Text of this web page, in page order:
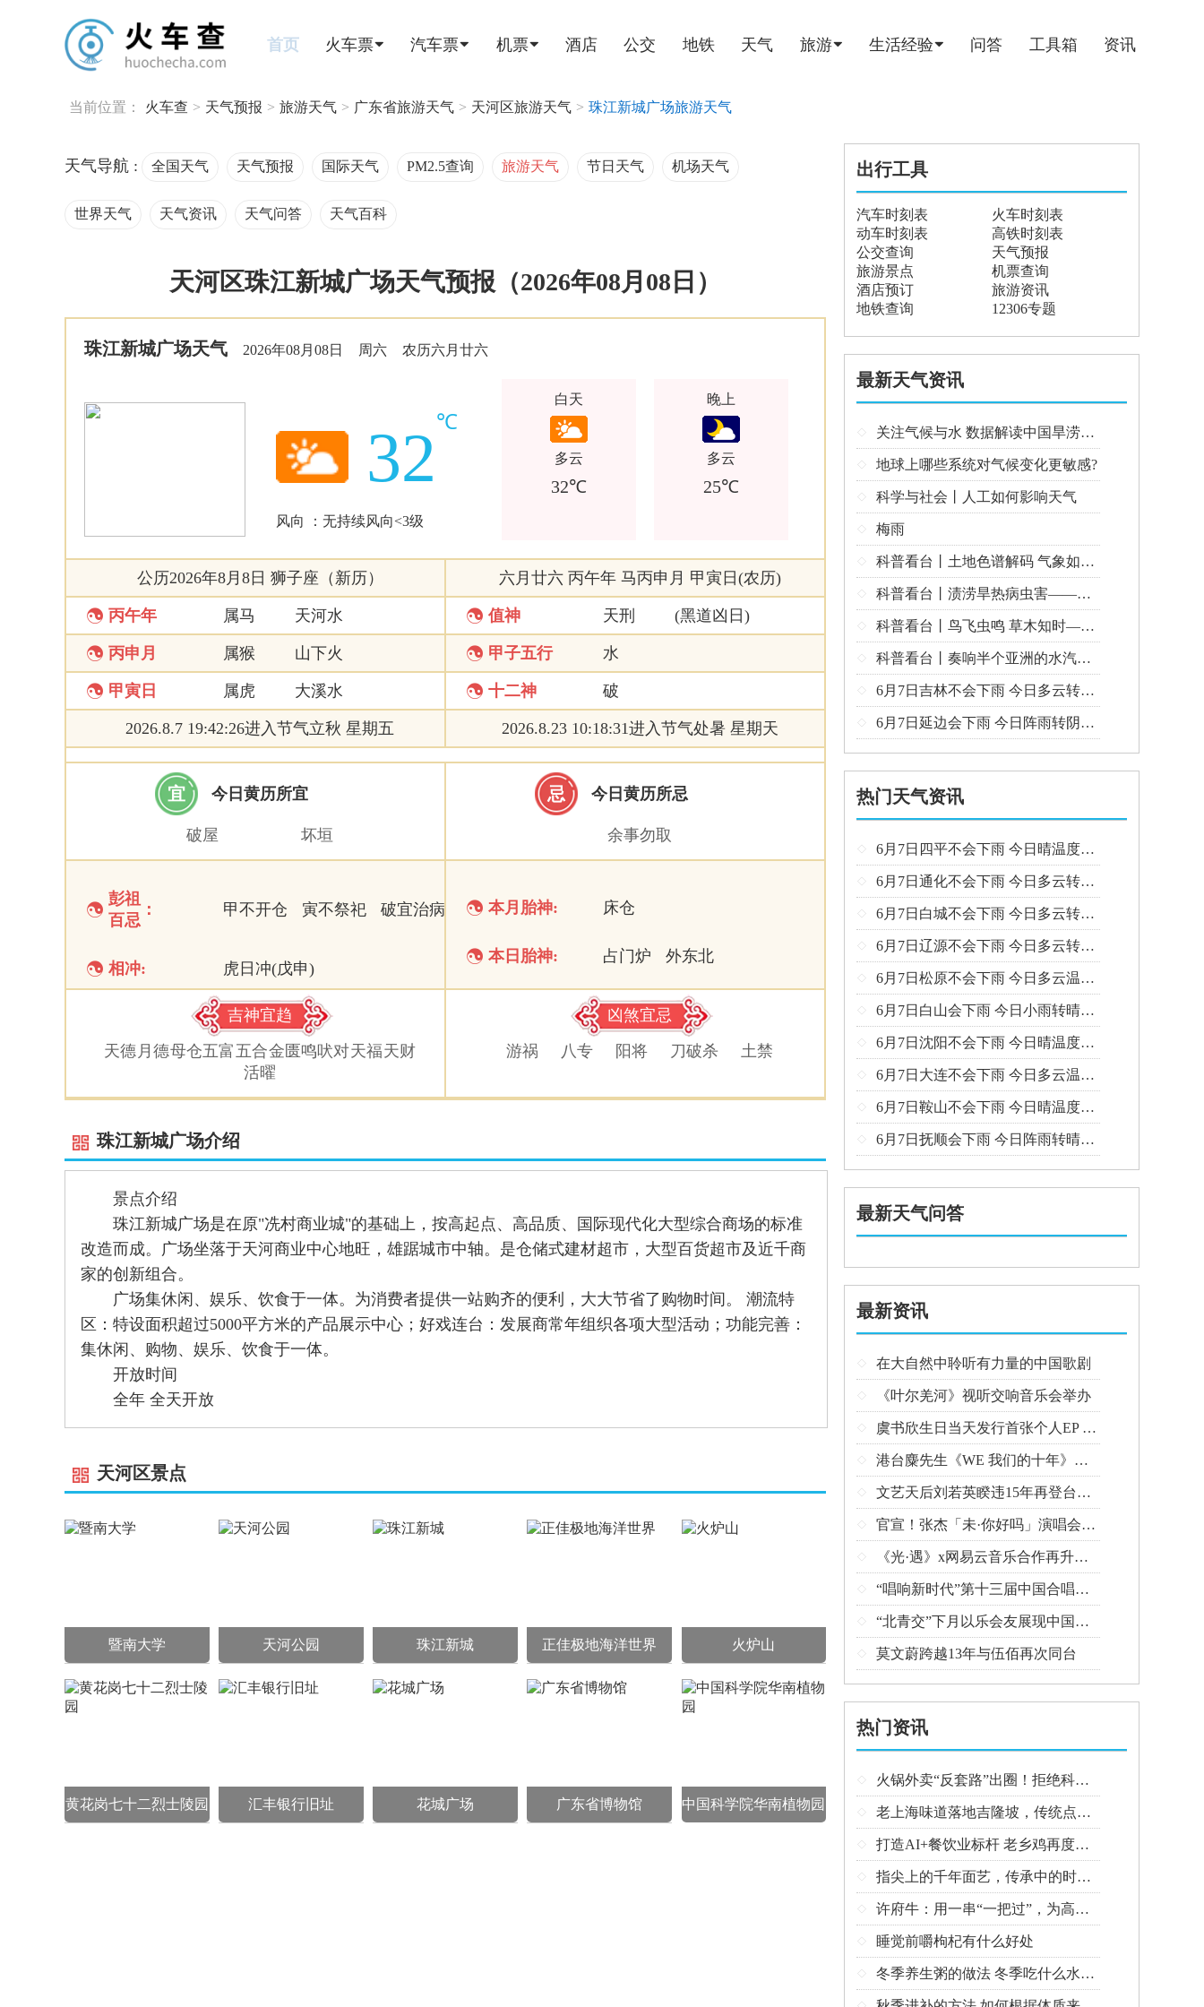
首页 火车票 汽车票 机票 酒店 公交 地铁 天气 旅游 生活经验 问答 工具箱 资讯
当前位置： 火车查 > 天气预报 > 旅游天气 > 广东省旅游天气 > 天河区旅游天气 > 珠江新城广场旅游天气
天气导航 : 全国天气 天气预报 国际天气 PM2.5查询 旅游天气 节日天气 机场天气
世界天气 天气资讯 天气问答 天气百科
天河区珠江新城广场天气预报（2026年08月08日）
珠江新城广场天气 2026年08月08日 周六 农历六月廿六
32℃
风向 ：无持续风向<3级
白天
多云
32℃
晚上
多云
25℃
公历2026年8月8日 狮子座（新历） 六月廿六 丙午年 马丙申月 甲寅日(农历)
 丙午年 属马 天河水  值神 天刑 (黑道凶日)
 丙申月 属猴 山下火  甲子五行 水
 甲寅日 属虎 大溪水  十二神 破
2026.8.7 19:42:26进入节气立秋 星期五 2026.8.23 10:18:31进入节气处暑 星期天
宜 今日黄历所宜
破屋 坏垣
忌 今日黄历所忌
余事勿取

彭祖
百忌
： 甲不开仓 寅不祭祀 破宜治病
 相冲: 虎日冲(戊申)
 本月胎神: 床仓
 本日胎神: 占门炉 外东北
吉神宜趋
天德 月德母仓五富 五合金匮鸣吠对天福天财
活曜
凶煞宜忌
游祸
八专 阳将 刀破杀 土禁
珠江新城广场介绍
景点介绍
珠江新城广场是在原"冼村商业城"的基础上，按高起点、高品质、国际现代化大型综合商场的标准
改造而成。广场坐落于天河商业中心地旺，雄踞城市中轴。是仓储式建材超市，大型百货超市及近千商
家的创新组合。
广场集休闲、娱乐、饮食于一体。为消费者提供一站购齐的便利，大大节省了购物时间。 潮流特
区：特设面积超过5000平方米的产品展示中心；好戏连台：发展商常年组织各项大型活动；功能完善：
集休闲、购物、娱乐、饮食于一体。
开放时间
全年 全天开放
天河区景点
暨南大学 天河公园 珠江新城 正佳极地海洋世界 火炉山
黄花岗七十二烈士陵园 汇丰银行旧址 花城广场 广东省博物馆 中国科学院华南植物园
出行工具
汽车时刻表
火车时刻表
动车时刻表
高铁时刻表
公交查询
天气预报
旅游景点
机票查询
酒店预订
旅游资讯
地铁查询
12306专题
最新天气资讯
 关注气候与水 数据解读中国旱涝五百年
 地球上哪些系统对气候变化更敏感?
 科学与社会丨人工如何影响天气
 梅雨
 科普看台丨土地色谱解码 气象如何滋养华夏沃土
 科普看台丨渍涝旱热病虫害——顺天时行农事 护“三夏”佑粮仓
 科普看台丨鸟飞虫鸣 草木知时——物候与气象的共生密码
 科普看台丨奏响半个亚洲的水汽交响曲——南海夏季风
 6月7日吉林不会下雨 今日多云转晴温度22℃~15℃
 6月7日延边会下雨 今日阵雨转阴温度23℃~11℃
热门天气资讯
 6月7日四平不会下雨 今日晴温度24℃~15℃
 6月7日通化不会下雨 今日多云转晴温度23℃~11℃
 6月7日白城不会下雨 今日多云转晴温度23℃~15℃
 6月7日辽源不会下雨 今日多云转晴温度23℃~14℃
 6月7日松原不会下雨 今日多云温度23℃~15℃
 6月7日白山会下雨 今日小雨转晴温度23℃~10℃
 6月7日沈阳不会下雨 今日晴温度26℃~15℃
 6月7日大连不会下雨 今日多云温度22℃~17℃
 6月7日鞍山不会下雨 今日晴温度26℃~19℃
 6月7日抚顺会下雨 今日阵雨转晴温度25℃~13℃
最新天气问答
最新资讯
 在大自然中聆听有力量的中国歌剧
 《叶尔羌河》视听交响音乐会举办
 虞书欣生日当天发行首张个人EP 精心制作诚意满满
 港台麋先生《WE 我们的十年》开唱最后倒数 惊喜释出10周年纪念单曲宠粉
 文艺天后刘若英睽违15年再登台北跨年 飙金嗓演唱经典招牌歌掀回忆杀
 官宣！张杰「未·你好吗」演唱会抖音治愈开唱
 《光·遇》x网易云音乐合作再升级 探索跨领域社交新体验
 “唱响新时代”第十三届中国合唱协会魅力校园合唱展演开幕
 “北青交”下月以乐会友展现中国风采
 莫文蔚跨越13年与伍佰再次同台
热门资讯
 火锅外卖“反套路”出圈！拒绝科技狠活让同行颤抖
 老上海味道落地吉隆坡，传统点心走红不靠噱头
 打造AI+餐饮业标杆 老乡鸡再度牵手钉钉
 指尖上的千年面艺，传承中的时代匠心——第八届“安琪酵母杯”中华发酵面食大赛武汉赛区开赛
 许府牛：用一串“一把过”，为高考学子送上最“牛”祝福
 睡觉前嚼枸杞有什么好处
 冬季养生粥的做法 冬季吃什么水果好